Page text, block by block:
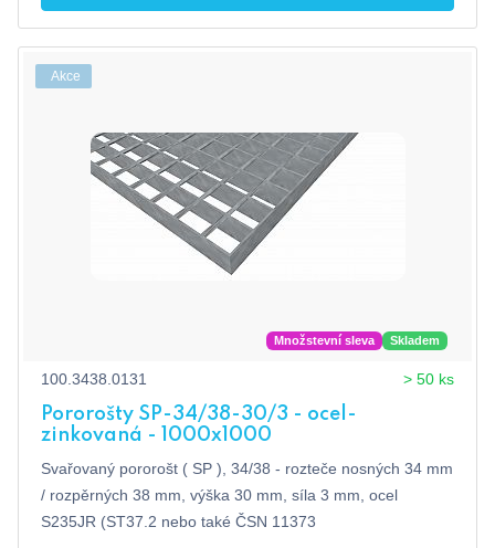
Akce
Množstevní sleva Skladem
100.3438.0131 > 50 ks
Pororošty SP-34/38-30/3 - ocel-
zinkovaná - 1000x1000
Svařovaný pororošt ( SP ), 34/38 - rozteče nosných 34 mm
/ rozpěrných 38 mm, výška 30 mm, síla 3 mm, ocel
S235JR (ST37.2 nebo také ČSN 11373